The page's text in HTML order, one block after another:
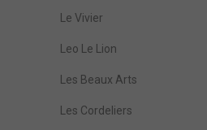
Le Vivier
Leo Le Lion
Les Beaux Arts
Les Cordeliers